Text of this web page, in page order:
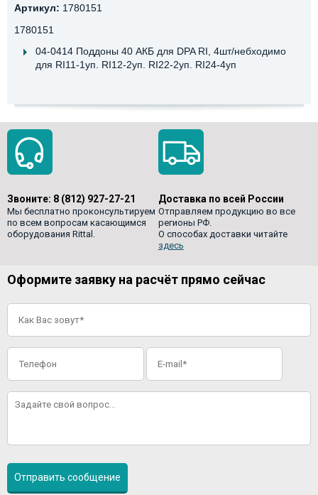
Артикул: 1780151
1780151
04-0414 Поддоны 40 АКБ для DPA RI, 4шт/небходимо
для RI11-1уп. RI12-2уп. RI22-2уп. RI24-4уп
Звоните: 8 (812) 927-27-21
Мы бесплатно проконсультируем
по всем вопросам касающимся
оборудования Rittal.
Доставка по всей России
Отправляем продукцию во все
регионы РФ.
О способах доставки читайте
здесь
Оформите заявку на расчёт прямо сейчас